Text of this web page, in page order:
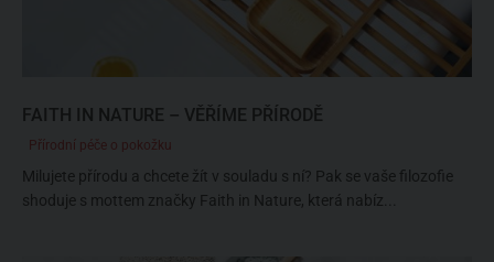
FAITH IN NATURE – VĚŘÍME PŘÍRODĚ
Přírodní péče o pokožku
Milujete přírodu a chcete žít v souladu s ní? Pak se vaše filozofie
shoduje s mottem značky Faith in Nature, která nabíz...